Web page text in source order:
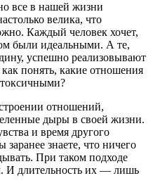
все в нашей жизни
велика, что
Каждый человек хочет,
были идеальными. А те,
успешно реализовывают
понять, какие отношения
отношений,
дыры в своей жизни.
и время другого
заранее знаете, что ничего
При таком подходе
И длительность их — лишь